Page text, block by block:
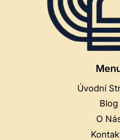
Úvodní
Blog
O